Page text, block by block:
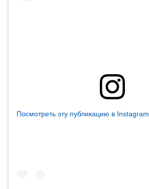
Посмотреть эту публикацию в Instagram